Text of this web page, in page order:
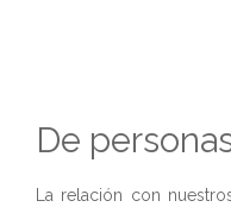
De
La relación con